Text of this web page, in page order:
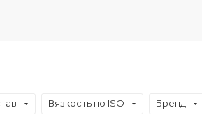
Вязкость по ISO Бренд